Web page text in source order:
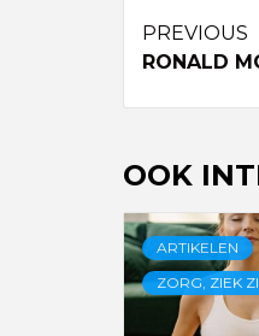
PREVIOUS
RONALD
OOK
ARTIKELEN
ZORG, ZIEK